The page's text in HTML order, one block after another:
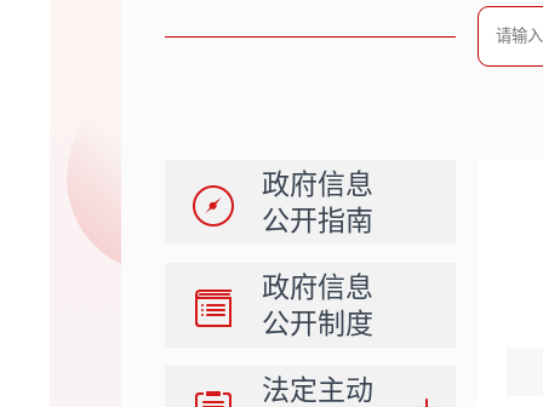
政府信息
公开指南
政府信息
公开制度
法定主动